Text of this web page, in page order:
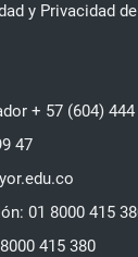
y Privacidad
+ 57 (604) 444
47
01 8000 415
415 380